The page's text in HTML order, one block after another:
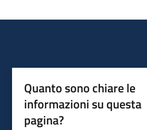
Quanto sono chiare le
informazioni su questa
pagina?